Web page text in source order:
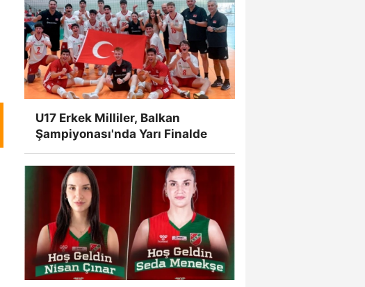
U17 Erkek Milliler, Balkan
Şampiyonası'nda Yarı Finalde